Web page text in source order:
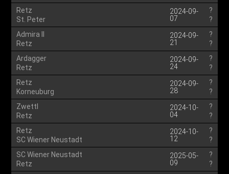
Retz
St. Peter
2024-09-
07
?
?
Admira II
Retz
2024-09-
21
?
?
Ardagger
Retz
2024-09-
24
?
?
Retz
Korneuburg
2024-09-
28
?
?
Zwettl
Retz
2024-10-
04
?
?
Retz
SC Wiener Neustadt
2024-10-
12
?
?
SC Wiener Neustadt
Retz
2025-05-
09
?
?